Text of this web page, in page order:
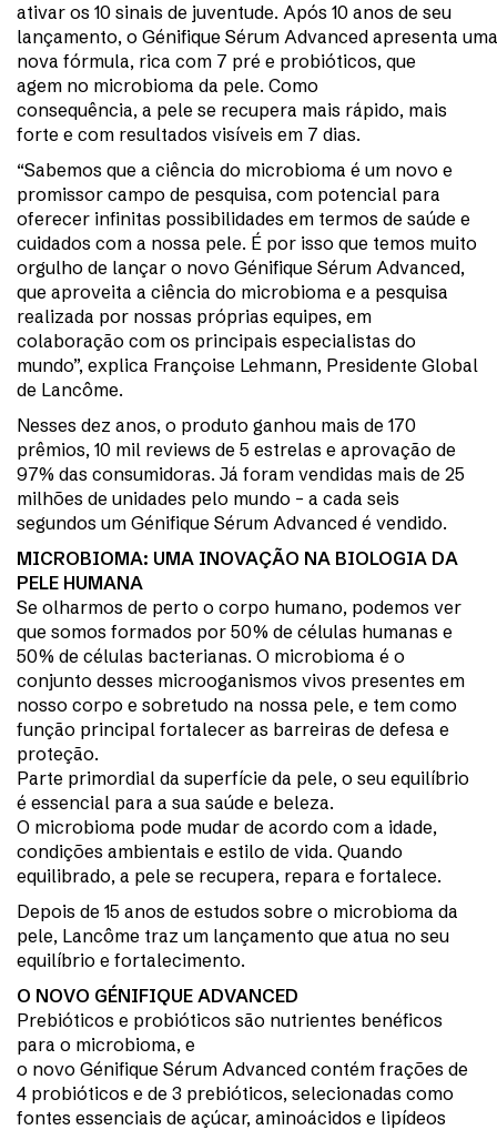
ativar os 10 sinais de juventude. Após 10 anos de seu
lançamento, o Génifique Sérum Advanced apresenta uma
nova fórmula, rica com 7 pré e probióticos, que
agem no microbioma da pele. Como
consequência, a pele se recupera mais rápido, mais
forte e com resultados visíveis em 7 dias.
“Sabemos que a ciência do microbioma é um novo e
promissor campo de pesquisa, com potencial para
oferecer infinitas possibilidades em termos de saúde e
cuidados com a nossa pele. É por isso que temos muito
orgulho de lançar o novo Génifique Sérum Advanced,
que aproveita a ciência do microbioma e a pesquisa
realizada por nossas próprias equipes, em
colaboração com os principais especialistas do
mundo”, explica Françoise Lehmann, Presidente Global
de Lancôme.
Nesses dez anos, o produto ganhou mais de 170
prêmios, 10 mil reviews de 5 estrelas e aprovação de
97% das consumidoras. Já foram vendidas mais de 25
milhões de unidades pelo mundo – a cada seis
segundos um Génifique Sérum Advanced é vendido.
MICROBIOMA: UMA INOVAÇÃO NA BIOLOGIA DA
PELE HUMANA
Se olharmos de perto o corpo humano, podemos ver
que somos formados por 50% de células humanas e
50% de células bacterianas. O microbioma é o
conjunto desses microoganismos vivos presentes em
nosso corpo e sobretudo na nossa pele, e tem como
função principal fortalecer as barreiras de defesa e
proteção.
Parte primordial da superfície da pele, o seu equilíbrio
é essencial para a sua saúde e beleza.
O microbioma pode mudar de acordo com a idade,
condições ambientais e estilo de vida. Quando
equilibrado, a pele se recupera, repara e fortalece.
Depois de 15 anos de estudos sobre o microbioma da
pele, Lancôme traz um lançamento que atua no seu
equilíbrio e fortalecimento.
O NOVO GÉNIFIQUE ADVANCED
Prebióticos e probióticos são nutrientes benéficos
para o microbioma, e
o novo Génifique Sérum Advanced contém frações de
4 probióticos e de 3 prebióticos, selecionadas como
fontes essenciais de açúcar, aminoácidos e lipídeos